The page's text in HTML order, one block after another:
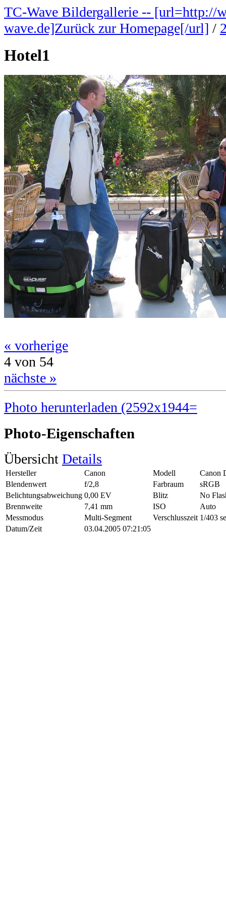
TC-Wave Bildergallerie -- [url=http://
wave.de]Zurück zur Homepage[/url] /
Hotel1
« vorherige
4 von 54
nächste »
Photo herunterladen (2592x1944=
Photo-Eigenschaften
Übersicht Details
Hersteller Canon Modell
Canon
Blendenwert
f/2,8 Farbraum
sRGB
Belichtungsabweichung 0,00 EV Blitz
No
Brennweite
7,41 mm ISO
Auto
Messmodus
Multi-Segment Verschlusszeit 1/403
Datum/Zeit
03.04.2005 07:21:05